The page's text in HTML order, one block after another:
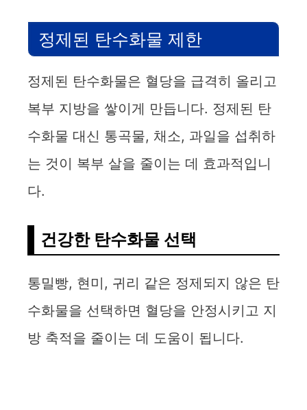
o
정제된 탄수화물 제한
정제된 탄수화물은 혈당을 급격히 올리고
복부 지방을 쌓이게 만듭니다. 정제된 탄
수화물 대신 통곡물, 채소, 과일을 섭취하
는 것이 복부 살을 줄이는 데 효과적입니
다.
건강한 탄수화물 선택
통밀빵, 현미, 귀리 같은 정제되지 않은 탄
수화물을 선택하면 혈당을 안정시키고 지
방 축적을 줄이는 데 도움이 됩니다.